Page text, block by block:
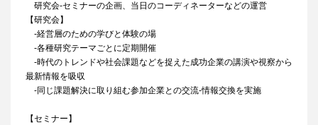
研究会‐セミナーの企画、当日のコーディネーターなどの運営
【研究会】
‐経営層のための学びと体験の場
‐各種研究テーマごとに定期開催
‐時代のトレンドや社会課題などを捉えた成功企業の講演や視察から
最新情報を吸収
‐同じ課題解決に取り組む参加企業との交流‐情報交換を実施
【セミナー】